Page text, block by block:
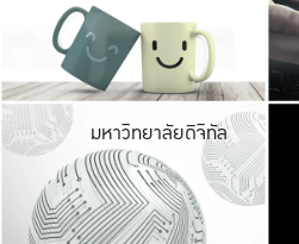
มหาวิทยาลัยดิจิทัล